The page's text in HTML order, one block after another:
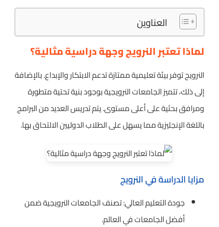
العناوين
لماذا تعتبر النرويج وجهة دراسية مثالية؟
النرويج توفر بيئة تعليمية ممتازة تدعم الابتكار والإبداع. بالإضافة
إلى ذلك، تتميز الجامعات النرويجية بوجود بنية تحتية متطورة
ومرافق بحثية على أعلى مستوى. يتم تدريس العديد من البرامج
باللغة الإنجليزية مما يسهل على الطلاب الدوليين الالتحاق بها.
مزايا الدراسة في النرويج
جودة التعليم العالي: تصنف الجامعات النرويجية ضمن
أفضل الجامعات في العالم.